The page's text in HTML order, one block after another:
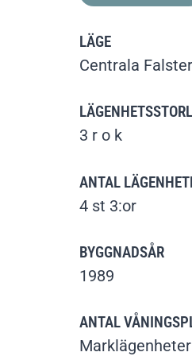
LÄGE
Centrala
3 r o k
ANTAL
4 st 3:or
BYGGNADSÅR
1989
ANTAL